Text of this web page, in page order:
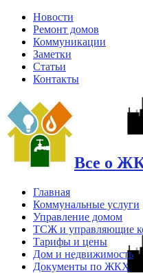
Новости
Ремонт домов
Коммуникации
Заметки
Статьи
Контакты
Все о
Главная
Коммунальные услуги
Управление домом
ТСЖ и управляющие
Тарифы и цены
Дом и недвижимость
Документы по ЖКХ